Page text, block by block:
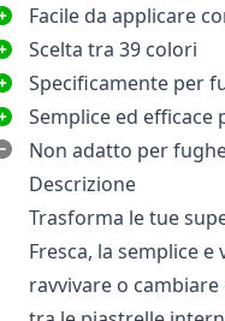
Facile da applicare
Scelta tra 39 colori
Specificamente per
Semplice ed efficace
Non adatto per
Descrizione
Trasforma le tue
Fresca, la semplice
ravvivare o